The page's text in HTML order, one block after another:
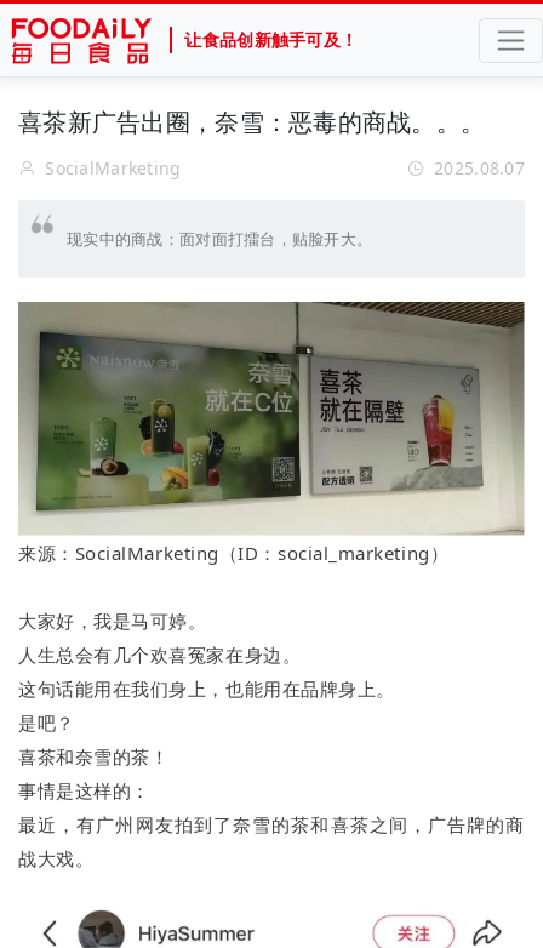
让食品创新触手可及！
喜茶新广告出圈，奈雪：恶毒的商战。。。
SocialMarketing 2025.08.07
现实中的商战：面对面打擂台，贴脸开大。
来源：SocialMarketing（ID：social_marketing）
大家好，我是马可婷。
人生总会有几个欢喜冤家在身边。
这句话能用在我们身上，也能用在品牌身上。
是吧？
喜茶和奈雪的茶！
事情是这样的：
最近，有广州网友拍到了奈雪的茶和喜茶之间，广告牌的商
战大戏。